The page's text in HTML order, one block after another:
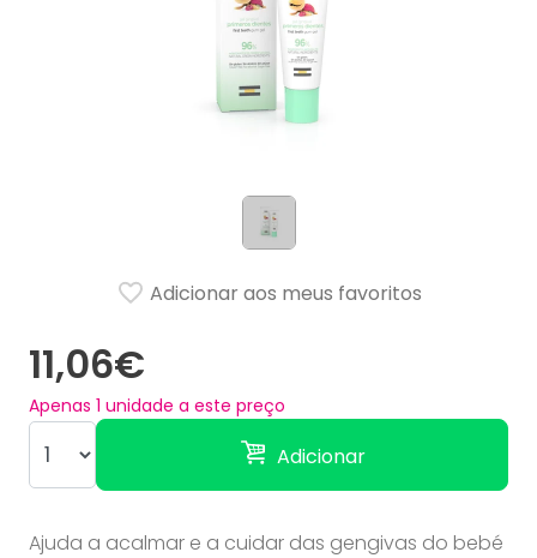
11,06€
Apenas 1 unidade a este preço
Adicionar
Adicionar aos meus favoritos
Ajuda a acalmar e a cuidar das gengivas do bebé